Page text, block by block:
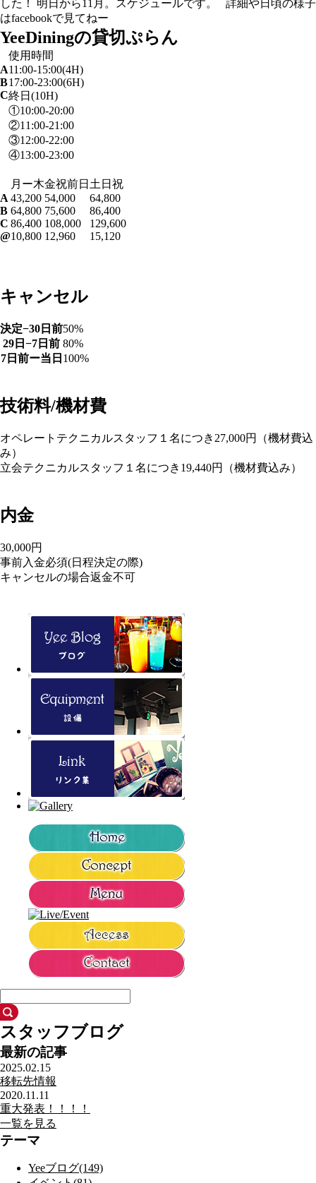
した！ 明日から11月。スケジュールです。 詳細や日頃の様子
はfacebookで見てねー
YeeDiningの貸切ぷらん
使用時間
A11:00-15:00(4H)
B17:00-23:00(6H)
C終日(10H)
①10:00-20:00
②11:00-21:00
③12:00-22:00
④13:00-23:00
月ー木金祝前日 土日祝
A 43,200 54,000
64,800
B 64,800 75,600
86,400
C 86,400 108,000
129,600
@10,800 12,960 15,120
キャンセル
決定−30日前50%
29日−7日前 80%
7日前ー当日 100%
技術料/機材費
オペレートテクニカルスタッフ１名につき27,000円（機材費込
み）
立会テクニカルスタッフ１名につき19,440円（機材費込み）
内金
30,000円
事前入金必須(日程決定の際)
キャンセルの場合返金不可
スタッフブログ
最新の記事
2025.02.15
移転先情報
2020.11.11
重大発表！！！！
一覧を見る
テーマ
Yeeブログ(149)